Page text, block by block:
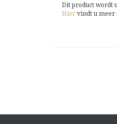
Dit product wordt
Hiervindt u meer